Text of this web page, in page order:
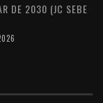
DE 2030 (JC SEBE